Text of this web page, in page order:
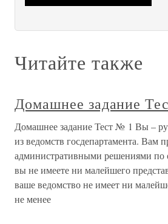
Читайте также
Домашнее задание
Домашнее задание Тест № 1 Вы –
из ведомств госдепартамента. Вам
административными решениями по
вы не имеете ни малейшего
ваше ведомство не имеет ни
не менее